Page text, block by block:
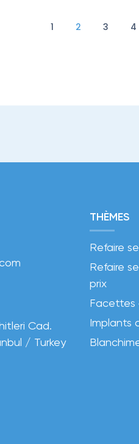
1 2 3 4
Cad.
/ Turkey
THÈMES
Refaire
Refaire
prix
Facettes
Implants